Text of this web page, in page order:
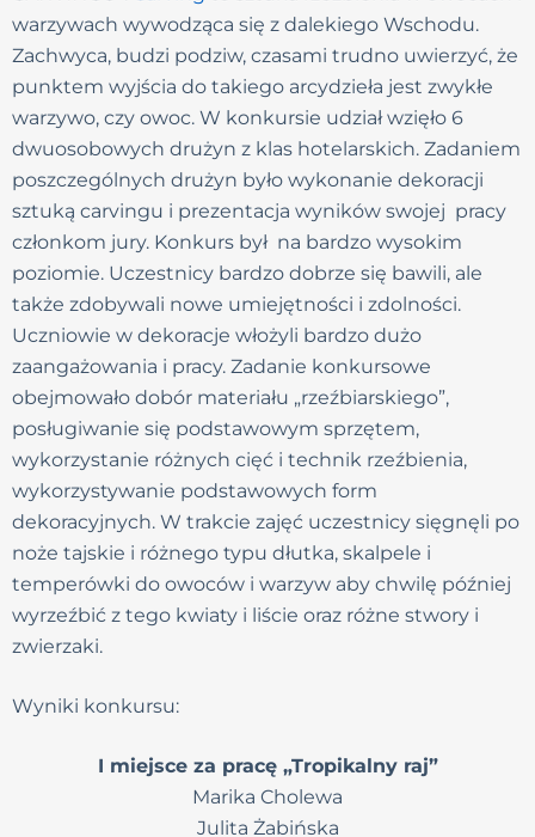
warzywach wywodząca się z dalekiego Wschodu.
Zachwyca, budzi podziw, czasami trudno uwierzyć, że
punktem wyjścia do takiego arcydzieła jest zwykłe
warzywo, czy owoc. W konkursie udział wzięło 6
dwuosobowych drużyn z klas hotelarskich. Zadaniem
poszczególnych drużyn było wykonanie dekoracji
sztuką carvingu i prezentacja wyników swojej pracy
członkom jury. Konkurs był na bardzo wysokim
poziomie. Uczestnicy bardzo dobrze się bawili, ale
także zdobywali nowe umiejętności i zdolności.
Uczniowie w dekoracje włożyli bardzo dużo
zaangażowania i pracy. Zadanie konkursowe
obejmowało dobór materiału „rzeźbiarskiego”,
posługiwanie się podstawowym sprzętem,
wykorzystanie różnych cięć i technik rzeźbienia,
wykorzystywanie podstawowych form
dekoracyjnych. W trakcie zajęć uczestnicy sięgnęli po
noże tajskie i różnego typu dłutka, skalpele i
temperówki do owoców i warzyw aby chwilę później
wyrzeźbić z tego kwiaty i liście oraz różne stwory i
zwierzaki.
Wyniki konkursu:
I miejsce za pracę „Tropikalny raj”
Marika Cholewa
Julita Żabińska